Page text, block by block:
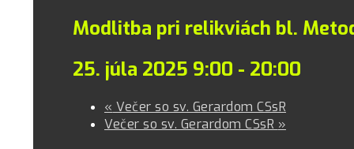
Modlitba pri relikviách bl.
25. júla 2025 9:00 - 20:00
« Večer so sv. Gerardom CSsR
Večer so sv. Gerardom CSsR »